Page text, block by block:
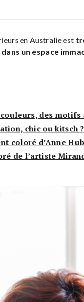
en Australie est
un espace
des
chic ou kitsch ?
coloré d’Anne
de l’artiste